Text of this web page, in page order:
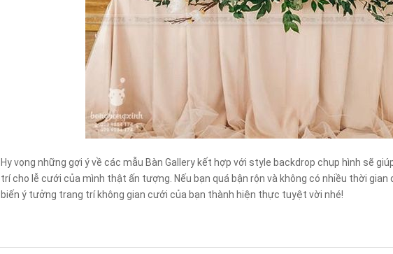
Hy vọng những gợi ý về các mẫu Bàn Gallery kết hợp với style backdrop chụp hình sẽ
trí cho lễ cưới của mình thật ấn tượng. Nếu bạn quá bận rộn và không có nhiều thời
biến ý tưởng trang trí không gian cưới của bạn thành hiện thực tuyệt vời nhé!